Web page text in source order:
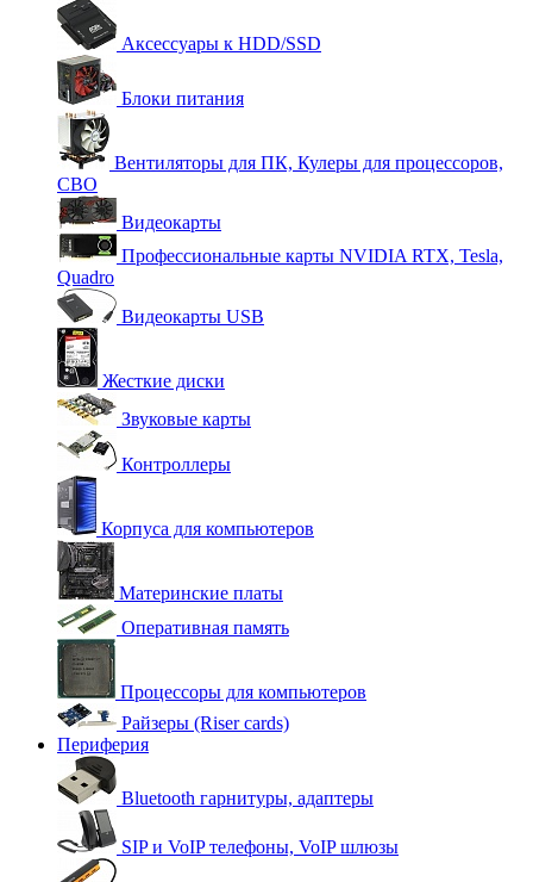
Аксессуары к HDD/SSD
Блоки питания
Вентиляторы для ПК, Кулеры для процессоров,
СВО
Видеокарты
Профессиональные карты NVIDIA RTX, Tesla,
Quadro
Видеокарты USB
Жесткие диски
Звуковые карты
Контроллеры
Корпуса для компьютеров
Материнские платы
Оперативная память
Процессоры для компьютеров
Райзеры (Riser cards)
Периферия
Bluetooth гарнитуры, адаптеры
SIP и VoIP телефоны, VoIP шлюзы